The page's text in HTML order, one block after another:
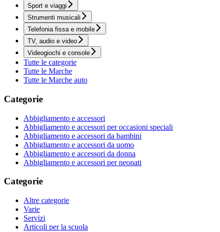
Sport e viaggi
Strumenti musicali
Telefonia fissa e mobile
TV, audio e video
Videogiochi e console
Tutte le categorie
Tutte le Marche
Tutte le Marche auto
Categorie
Abbigliamento e accessori
Abbigliamento e accessori per occasioni speciali
Abbigliamento e accessori da bambini
Abbigliamento e accessori da uomo
Abbigliamento e accessori da donna
Abbigliamento e accessori per neonati
Categorie
Altre categorie
Varie
Servizi
Articoli per la scuola